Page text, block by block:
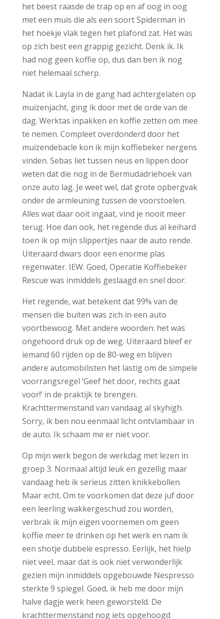
het beest raasde de trap op en af oog in oog
met een muis die als een soort Spiderman in
het hoekje vlak tegen het plafond zat. Het was
op zich best een grappig gezicht. Denk ik. Ik
had nog geen koffie op, dus dan ben ik nog
niet helemaal scherp.
Nadat ik Layla in de gang had achtergelaten op
muizenjacht, ging ik door met de orde van de
dag. Werktas inpakken en koffie zetten om mee
te nemen. Compleet overdonderd door het
muizendebacle kon ik mijn koffiebeker nergens
vinden. Sebas liet tussen neus en lippen door
weten dat die nog in de Bermudadriehoek van
onze auto lag. Je weet wel, dat grote opbergvak
onder de armleuning tussen de voorstoelen.
Alles wat daar ooit ingaat, vind je nooit meer
terug. Hoe dan ook, het regende dus al keihard
toen ik op mijn slippertjes naar de auto rende.
Uiteraard dwars door een enorme plas
regenwater. IEW. Goed, Operatie Koffiebeker
Rescue was inmiddels geslaagd en snel door.
Het regende, wat betekent dat 99% van de
mensen die buiten was zich in een auto
voortbewoog. Met andere woorden: het was
ongehoord druk op de weg. Uiteraard bleef er
iemand 60 rijden op de 80-weg en blijven
andere automobilisten het lastig om de simpele
voorrangsregel ‘Geef het door, rechts gaat
voor!’ in de praktijk te brengen.
Krachttermenstand van vandaag al skyhigh.
Sorry, ik ben nou eenmaal licht ontvlambaar in
de auto. Ik schaam me er niet voor.
Op mijn werk begon de werkdag met lezen in
groep 3. Normaal altijd leuk en gezellig maar
vandaag heb ik serieus zitten knikkebollen.
Maar echt. Om te voorkomen dat deze juf door
een leerling wakkergeschud zou worden,
verbrak ik mijn eigen voornemen om geen
koffie meer te drinken op het werk en nam ik
een shotje dubbele espresso. Eerlijk, het hielp
niet veel, maar dat is ook niet verwonderlijk
gezien mijn inmiddels opgebouwde Nespresso
sterkte 9 spiegel. Goed, ik heb me door mijn
halve dagje werk heen geworsteld. De
krachttermenstand nog iets opgehoogd